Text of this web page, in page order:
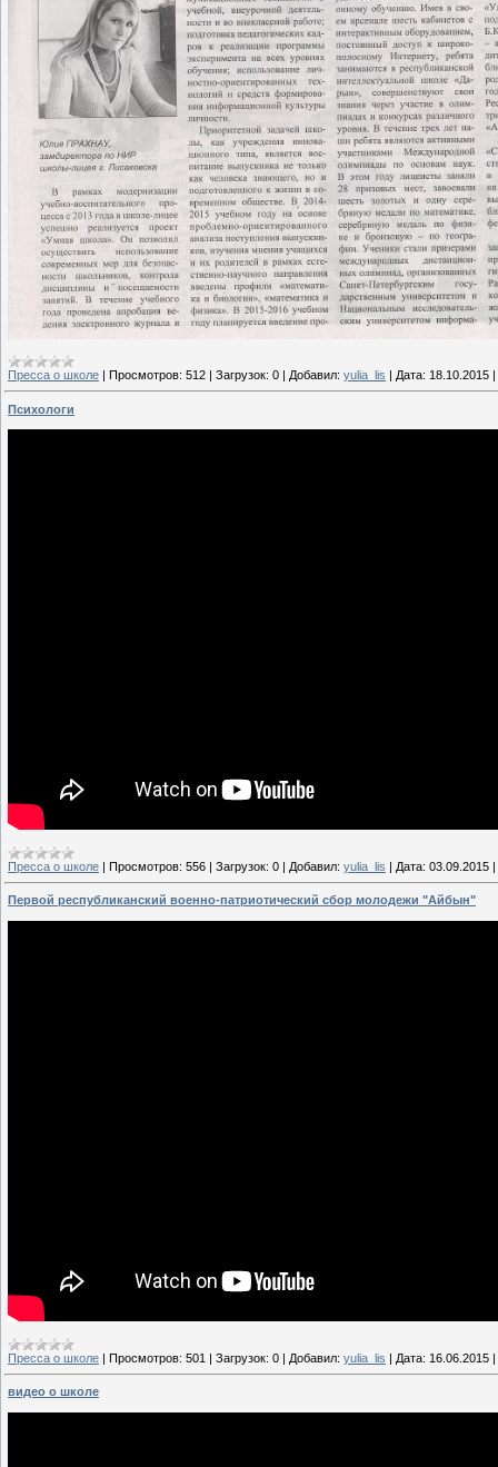
Пресса о школе Просмотров: 512 Загрузок: 0 Добавил: yulia_lis Дата: 18.10.2015
Психологи
Пресса о школе | Просмотров: 556 | Загрузок: 0 | Добавил: yulia_lis | Дата: 03.09.2015 |
Первой республиканский военно-патриотический сбор молодежи "Айбын"
Пресса о школе | Просмотров: 501 | Загрузок: 0 | Добавил: yulia_lis | Дата: 16.06.2015 |
видео о школе